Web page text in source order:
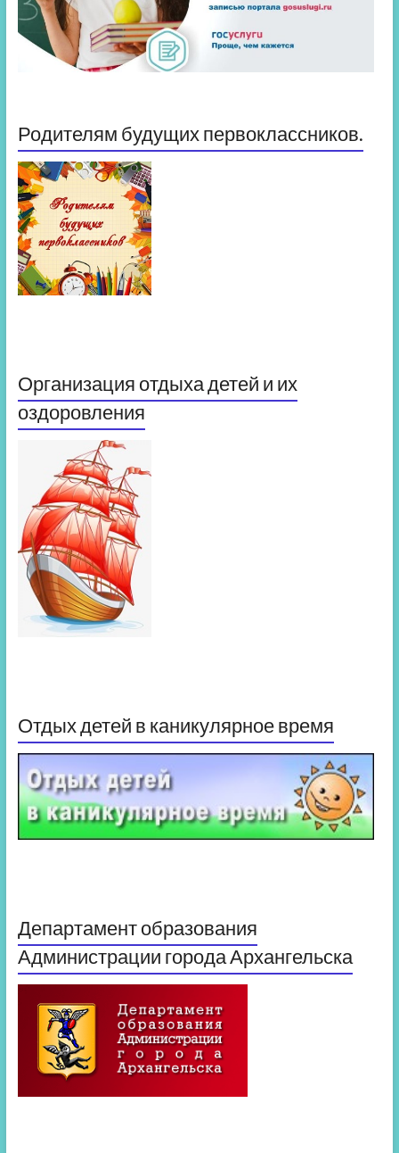
Родителям будущих первоклассников.
Организация отдыха детей и их
оздоровления
Отдых детей в каникулярное время
Департамент образования
Администрации города Архангельска